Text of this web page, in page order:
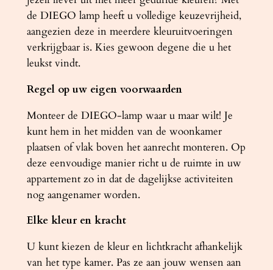
de DIEGO lamp heeft u volledige keuzevrijheid,
aangezien deze in meerdere kleuruitvoeringen
verkrijgbaar is. Kies gewoon degene die u het
leukst vindt.
Regel op uw eigen voorwaarden
Monteer de DIEGO-lamp waar u maar wilt! Je
kunt hem in het midden van de woonkamer
plaatsen of vlak boven het aanrecht monteren. Op
deze eenvoudige manier richt u de ruimte in uw
appartement zo in dat de dagelijkse activiteiten
nog aangenamer worden.
Elke kleur en kracht
U kunt kiezen de kleur en lichtkracht afhankelijk
van het type kamer. Pas ze aan jouw wensen aan